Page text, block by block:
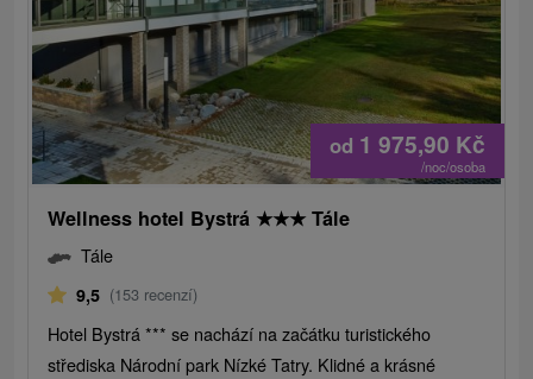
od 1 975,90 Kč
/noc/osoba
Wellness hotel Bystrá ★★★ Tále
Tále
9,5 (153 recenzí)
Hotel Bystrá *** se nachází na začátku turistického
střediska Národní park Nízké Tatry. Klidné a krásné